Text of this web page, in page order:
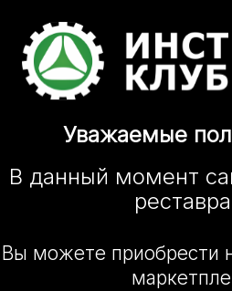
Уважаемые
В данный момент
Вы можете приобрести